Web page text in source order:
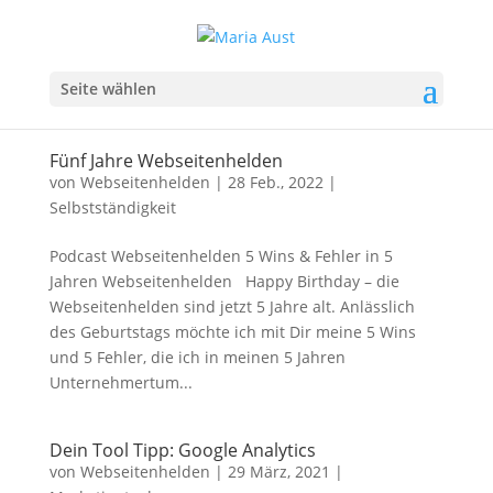
Seite wählen
Fünf Jahre Webseitenhelden
von Webseitenhelden | 28 Feb., 2022|
Selbstständigkeit
Podcast Webseitenhelden 5 Wins & Fehler in 5
Jahren Webseitenhelden Happy Birthday – die
Webseitenhelden sind jetzt 5 Jahre alt. Anlässlich
des Geburtstags möchte ich mit Dir meine 5 Wins
und 5 Fehler, die ich in meinen 5 Jahren
Unternehmertum...
Dein Tool Tipp: Google Analytics
von Webseitenhelden | 29 März, 2021 |